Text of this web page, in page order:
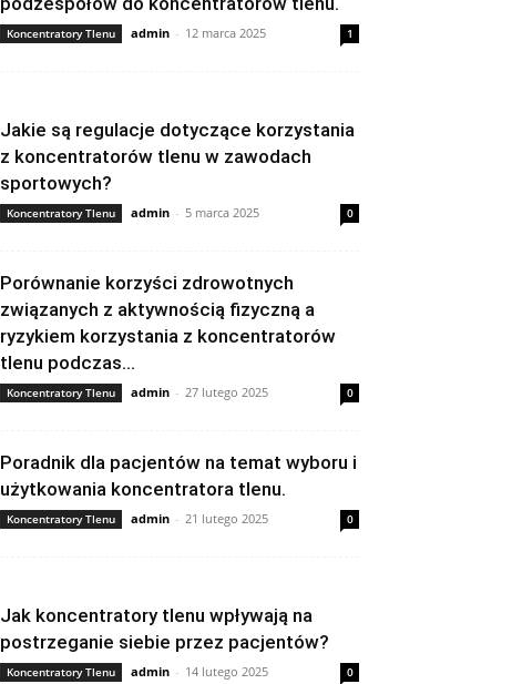
Koncentratory Tlenu admin - 12 marca 2025 1
Jakie są regulacje dotyczące korzystania
z koncentratorów tlenu w zawodach
sportowych?
Koncentratory Tlenu admin - 5 marca 2025 0
Porównanie korzyści zdrowotnych
związanych z aktywnością fizyczną a
ryzykiem korzystania z koncentratorów
tlenu podczas...
Koncentratory Tlenu admin - 27 lutego 2025 0
Poradnik dla pacjentów na temat wyboru i
użytkowania koncentratora tlenu.
Koncentratory Tlenu admin - 21 lutego 2025 0
Jak koncentratory tlenu wpływają na
postrzeganie siebie przez pacjentów?
Koncentratory Tlenu admin - 14 lutego 2025 0